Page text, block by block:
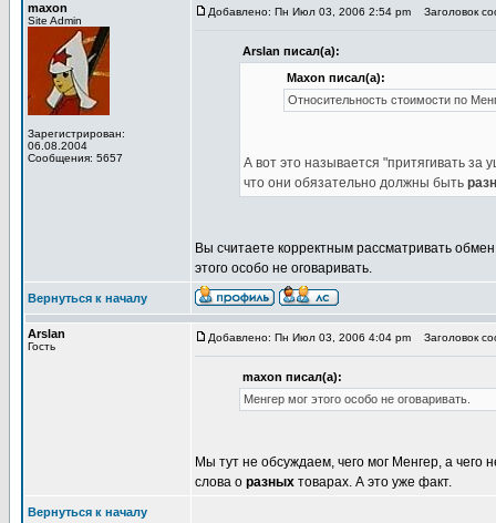
maxon
Site Admin
Зарегистрирован:
06.08.2004
Сообщения: 5657
Добавлено: Пн Июл 03, 2006 2:54 pm Заголовок
Arslan писал(а):
Maxon писал(а):
Относительность стоимости по
А вот это называется "притягивать за
что они обязательно должны быть
Вы считаете корректным рассматривать
этого особо не оговаривать.
Вернуться к началу
Arslan
Гость
Добавлено: Пн Июл 03, 2006 4:04 pm Заголовок
maxon писал(а):
Менгер мог этого особо не оговаривать.
Мы тут не обсуждаем, чего мог Менгер, а
слова о разных товарах. А это уже факт.
Вернуться к началу